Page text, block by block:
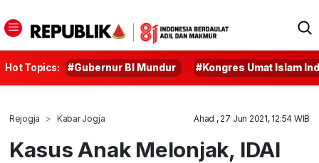
Hot Topics: #Gubernur BI Mundur #Kongres Umat Islam
Rejogja Kabar Jogja Ahad , 27 Jun 2021, 12:54 WIB
Kasus Anak Melonjak, IDAI